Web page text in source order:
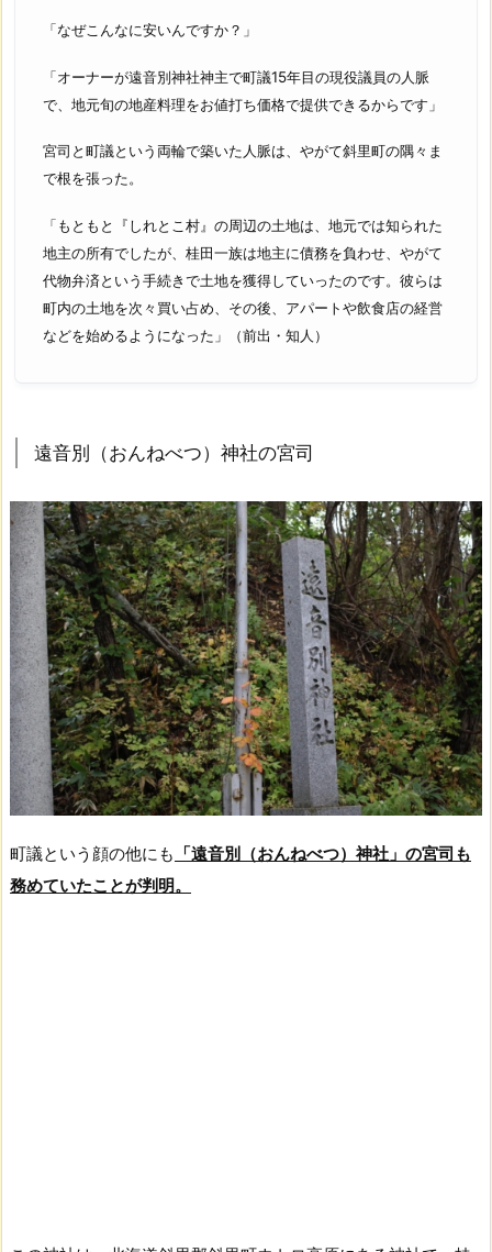
「なぜこんなに安いんですか？」
「オーナーが遠音別神社神主で町議15年目の現役議員の人脈
で、地元旬の地産料理をお値打ち価格で提供できるからです」
宮司と町議という両輪で築いた人脈は、やがて斜里町の隅々ま
で根を張った。
「もともと『しれとこ村』の周辺の土地は、地元では知られた
地主の所有でしたが、桂田一族は地主に債務を負わせ、やがて
代物弁済という手続きで土地を獲得していったのです。彼らは
町内の土地を次々買い占め、その後、アパートや飲食店の経営
などを始めるようになった」（前出・知人）
遠音別（おんねべつ）神社の宮司
町議という顔の他にも 「遠音別（おんねべつ）神社」の宮司も
務めていたことが判明。